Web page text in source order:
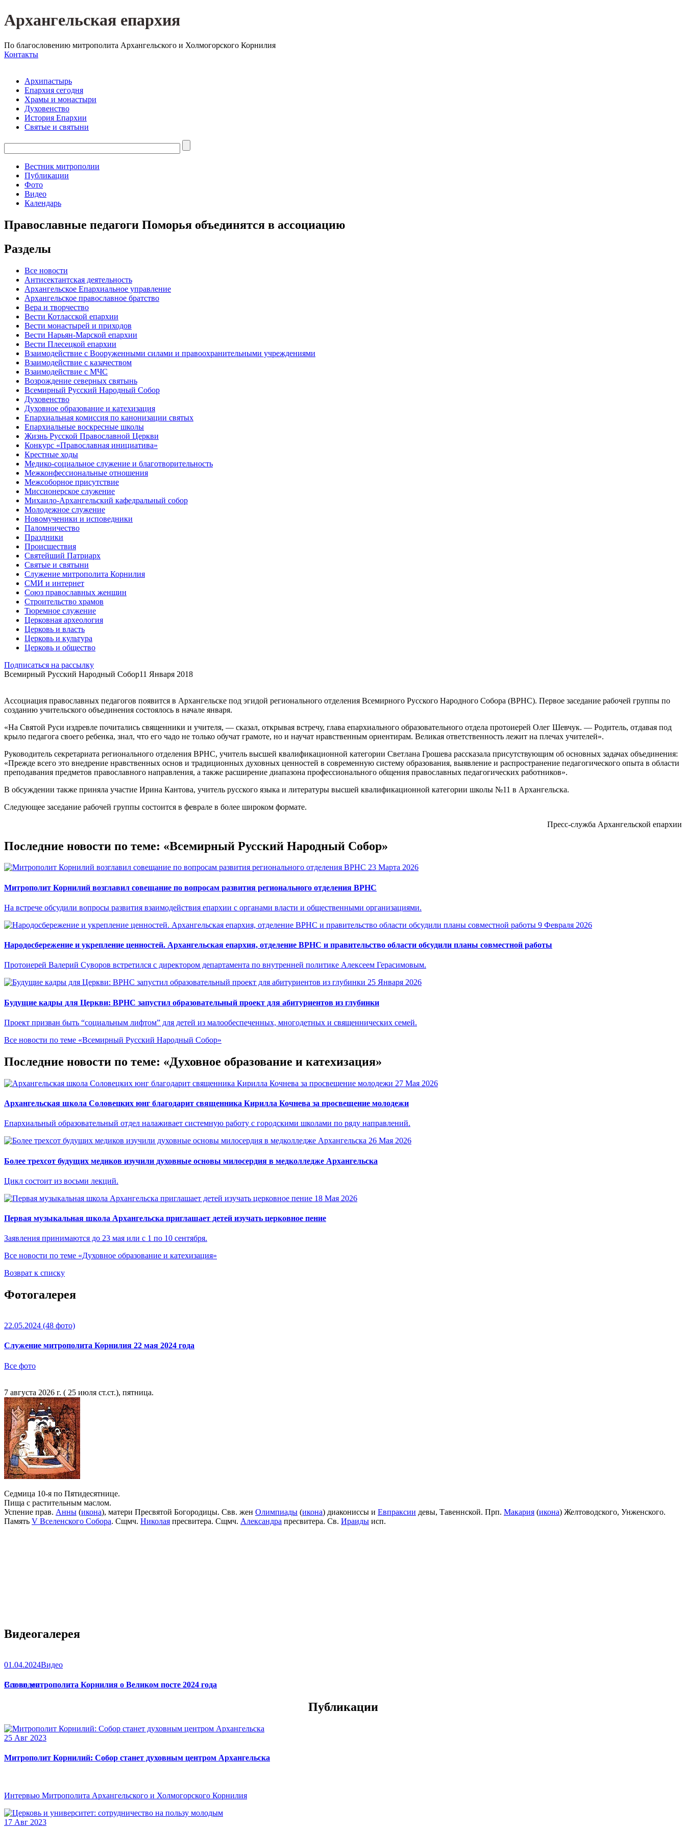
Архангельская епархия
По благословению митрополита Архангельского и Холмогорского Корнилия
Контакты
Архипастырь
Епархия сегодня
Храмы и монастыри
Духовенство
История Епархии
Святые и святыни
Вестник митрополии
Публикации
Фото
Видео
Календарь
Православные педагоги Поморья объединятся в ассоциацию
Разделы
Все новости
Антисектантская деятельность
Архангельское Епархиальное управление
Архангельское православное братство
Вера и творчество
Вести Котласской епархии
Вести монастырей и приходов
Вести Нарьян-Марской епархии
Вести Плесецкой епархии
Взаимодействие с Вооруженными силами и правоохранительными учреждениями
Взаимодействие с казачеством
Взаимодействие с МЧС
Возрождение северных святынь
Всемирный Русский Народный Собор
Духовенство
Духовное образование и катехизация
Епархиальная комиссия по канонизации святых
Епархиальные воскресные школы
Жизнь Русской Православной Церкви
Конкурс «Православная инициатива»
Крестные ходы
Медико-социальное служение и благотворительность
Межконфессиональные отношения
Межсоборное присутствие
Миссионерское служение
Михаило-Архангельский кафедральный собор
Молодежное служение
Новомученики и исповедники
Паломничество
Праздники
Происшествия
Святейший Патриарх
Святые и святыни
Служение митрополита Корнилия
СМИ и интернет
Союз православных женщин
Строительство храмов
Тюремное служение
Церковная археология
Церковь и власть
Церковь и культура
Церковь и общество
Подписаться на рассылку
Всемирный Русский Народный Собор11 Января 2018
Ассоциация православных педагогов появится в Архангельске под эгидой регионального отделения Всемирного Русского Народного Собора (ВРНС). Первое заседание рабочей группы по
созданию учительского объединения состоялось в начале января.
«На Святой Руси издревле почитались священники и учителя, — сказал, открывая встречу, глава епархиального образовательного отдела протоиерей Олег Шевчук. — Родитель, отдавая под
крыло педагога своего ребенка, знал, что его чадо не только обучат грамоте, но и научат нравственным ориентирам. Великая ответственность лежит на плечах учителей».
Руководитель секретариата регионального отделения ВРНС, учитель высшей квалификационной категории Светлана Грошева рассказала присутствующим об основных задачах объединения:
«Прежде всего это внедрение нравственных основ и традиционных духовных ценностей в современную систему образования, выявление и распространение педагогического опыта в области
преподавания предметов православного направления, а также расширение диапазона профессионального общения православных педагогических работников».
В обсуждении также приняла участие Ирина Кантова, учитель русского языка и литературы высшей квалификационной категории школы №11 в Архангельска.
Следующее заседание рабочей группы состоится в феврале в более широком формате.
Пресс-служба Архангельской епархии
Последние новости по теме: «Всемирный Русский Народный Собор»
23 Марта 2026
Митрополит Корнилий возглавил совещание по вопросам развития регионального отделения ВРНС
На встрече обсудили вопросы развития взаимодействия епархии с органами власти и общественными организациями.
9 Февраля 2026
Народосбережение и укрепление ценностей. Архангельская епархия, отделение ВРНС и правительство области обсудили планы совместной работы
Протоиерей Валерий Суворов встретился с директором департамента по внутренней политике Алексеем Герасимовым.
25 Января 2026
Будущие кадры для Церкви: ВРНС запустил образовательный проект для абитуриентов из глубинки
Проект призван быть “социальным лифтом” для детей из малообеспеченных, многодетных и священнических семей.
Все новости по теме «Всемирный Русский Народный Собор»
Последние новости по теме: «Духовное образование и катехизация»
27 Мая 2026
Архангельская школа Соловецких юнг благодарит священника Кирилла Кочнева за просвещение молодежи
Епархиальный образовательный отдел налаживает системную работу с городскими школами по ряду направлений.
26 Мая 2026
Более трехсот будущих медиков изучили духовные основы милосердия в медколледже Архангельска
Цикл состоит из восьми лекций.
18 Мая 2026
Первая музыкальная школа Архангельска приглашает детей изучать церковное пение
Заявления принимаются до 23 мая или с 1 по 10 сентября.
Все новости по теме «Духовное образование и катехизация»
Возврат к списку
Фотогалерея
22.05.2024 (48 фото)
Служение митрополита Корнилия 22 мая 2024 года
Все фото
7 августа 2026 г. ( 25 июля ст.ст.), пятница.
Седмица 10-я по Пятидесятнице.
Пища с растительным маслом.
Успение прав. Анны (икона), матери Пресвятой Богородицы. Свв. жен Олимпиады (икона) диакониссы и Евпраксии девы, Тавеннской. Прп. Макария (икона) Желтоводского, Унженского.
Память V Вселенского Собора. Сщмч. Николая пресвитера. Сщмч. Александра пресвитера. Св. Ираиды исп.
Видеогалерея
01.04.2024Видео
Слово митрополита Корнилия о Великом посте 2024 года
Все видео
Публикации
25 Авг 2023
Митрополит Корнилий: Собор станет духовным центром Архангельска
Интервью Митрополита Архангельского и Холмогорского Корнилия
17 Авг 2023